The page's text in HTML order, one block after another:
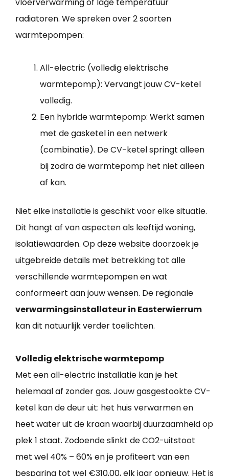
radiatoren. We spreken over 2 soorten
warmtepompen:
All-electric (volledig elektrische
warmtepomp): Vervangt jouw CV-ketel
volledig.
Een hybride warmtepomp: Werkt samen
met de gasketel in een netwerk
(combinatie). De CV-ketel springt alleen
bij zodra de warmtepomp het niet alleen
af kan.
Niet elke installatie is geschikt voor elke situatie.
Dit hangt af van aspecten als leeftijd woning,
isolatiewaarden. Op deze website doorzoek je
uitgebreide details met betrekking tot alle
verschillende warmtepompen en wat
conformeert aan jouw wensen. De regionale
verwarmingsinstallateur in Easterwierrum
kan dit natuurlijk verder toelichten.
Volledig elektrische warmtepomp
Met een all-electric installatie kan je het
helemaal af zonder gas. Jouw gasgestookte CV-
ketel kan de deur uit: het huis verwarmen en
heet water uit de kraan waarbij duurzaamheid op
plek 1 staat. Zodoende slinkt de CO2-uitstoot
met wel 40% – 60% en je profiteert van een
besparing tot wel €310,00, elk jaar opnieuw. Het is